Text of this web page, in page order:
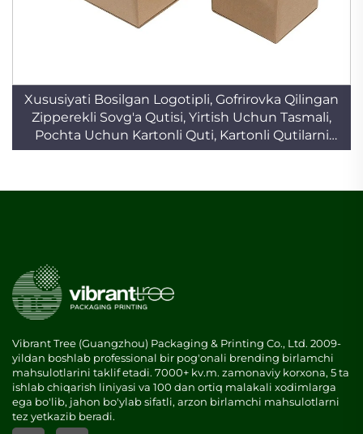
Xususiyati Bosilgan Logotipli, Gofrirovka Qilingan
Zipperekli Sovg'a Qutisi, Yirtish Uchun Tasmali,
Pochta Uchun Kartonli Quti, Kartonli Qutilarni
Birgalikda Savdo Qilish
Vibrant Tree (Guangzhou) Packaging & Printing Co., Ltd. 2009-
yildan boshlab professional bir pog'onali brending birlamchi
mahsulotlarini taklif etadi. 7000+ kv.m. zamonaviy korxona, 5 ta
ishlab chiqarish liniyasi va 100 dan ortiq malakali xodimlarga
ega bo'lib, jahon bo'ylab sifatli, arzon birlamchi mahsulotlarni
tez yetkazib beradi.